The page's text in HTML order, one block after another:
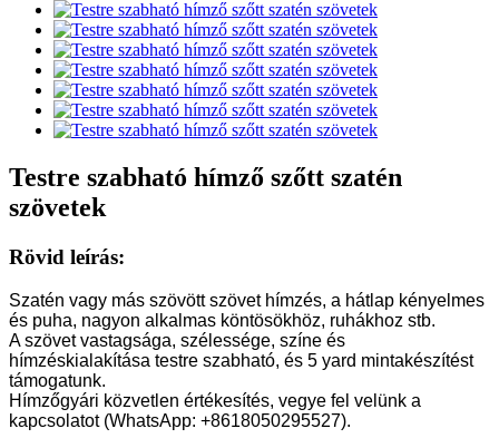
Testre szabható hímző szőtt szatén
szövetek
Rövid leírás:
Szatén vagy más szövött szövet hímzés, a hátlap kényelmes
és puha, nagyon alkalmas köntösökhöz, ruhákhoz stb.
A szövet vastagsága, szélessége, színe és
hímzéskialakítása testre szabható, és 5 yard mintakészítést
támogatunk.
Hímzőgyári közvetlen értékesítés, vegye fel velünk a
kapcsolatot (WhatsApp: +8618050295527).